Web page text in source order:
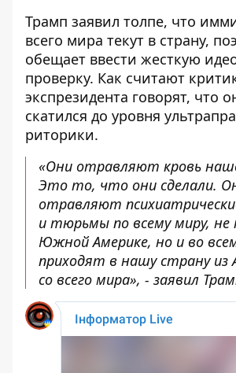
Трамп заявил толпе, что
всего мира текут в страну,
обещает ввести жесткую
проверку. Как считают
экспрезидента говорят, что
скатился до уровня
риторики.
«Они отравляют кровь
Это то, что они сделали.
отравляют
и тюрьмы по всему миру, не
Южной Америке, но и во
приходят в нашу страну из
со всего мира», - заявил